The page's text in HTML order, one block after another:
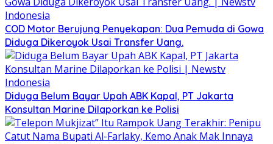
COD Motor Berujung Penyekapan: Dua Pemuda di Gowa
Diduga Dikeroyok Usai Transfer Uang.
Diduga Belum Bayar Upah ABK Kapal, PT Jakarta
Konsultan Marine Dilaporkan ke Polisi